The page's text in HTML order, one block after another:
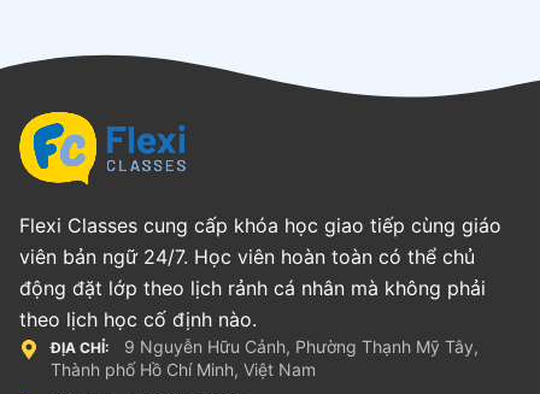
Flexi Classes cung cấp khóa học giao tiếp cùng giáo
viên bản ngữ 24/7. Học viên hoàn toàn có thể chủ
động đặt lớp theo lịch rảnh cá nhân mà không phải
theo lịch học cố định nào.
ĐỊA CHỈ:
9 Nguyễn Hữu Cảnh, Phường Thạnh Mỹ Tây,
Thành phố Hồ Chí Minh, Việt Nam